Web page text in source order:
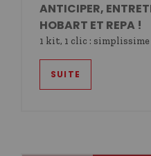
ANTICIPER,
HOBART ET REPA !
1 kit, 1 clic : simplissime
SUITE